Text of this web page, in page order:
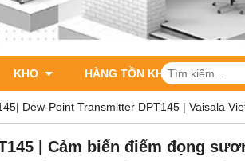
KHO HÀNG TỒN KHO
Dew-Point Transmitter DPT145 | Vaisala
| Cảm biến điểm đọng